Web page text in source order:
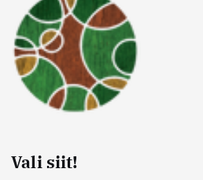
Vali siit!